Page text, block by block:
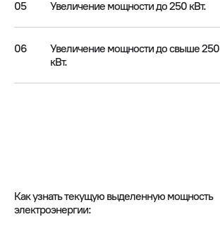
05 Увеличение мощности до 250 кВт.
06
Увеличение мощности до свыше 250
кВт.
Как узнать текущую выделенную мощность
электроэнергии: